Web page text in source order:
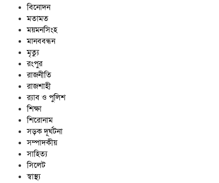
বিনোদন
মতামত
ময়মনসিংহ
মানববন্ধন
মৃত্যু
রংপুর
রাজনীতি
রাজশাহী
র‍্যাব ও পুলিশ
শিক্ষা
শিরোনাম
সড়ক দূর্ঘটনা
সম্পাদকীয়
সাহিত্য
সিলেট
স্বাস্থ্য